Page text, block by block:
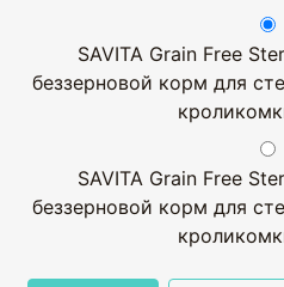
SAVITA Grain Free
беззерновой корм для
SAVITA Grain Free
беззерновой корм для